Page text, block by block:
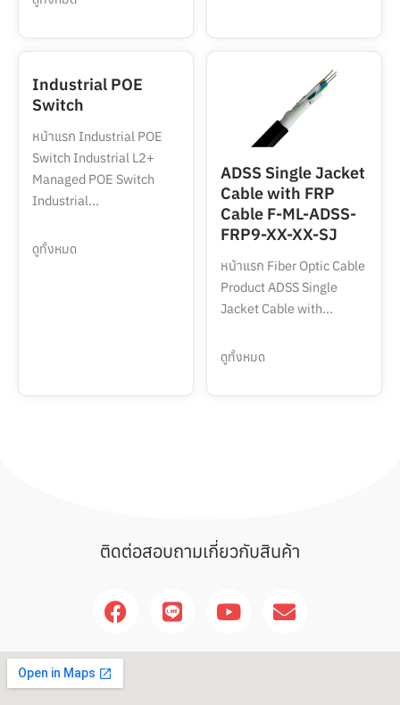
Industrial POE
Switch
หน้าแรก Industrial POE
Switch Industrial L2+
Managed POE Switch
Industrial...
ดูทั้งหมด
ADSS Single Jacket
Cable with FRP
Cable F-ML-ADSS-
FRP9-XX-XX-SJ
หน้าแรก Fiber Optic Cable
Product ADSS Single
Jacket Cable with...
ดูทั้งหมด
ติดต่อสอบถามเกี่ยวกับสินค้า
F
a
c
e
b
L
i
n
Y
o
u
E
n
v